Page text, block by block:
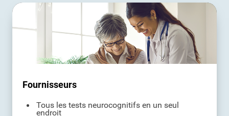
Fournisseurs
Tous les tests neurocognitifs en un seul
endroit